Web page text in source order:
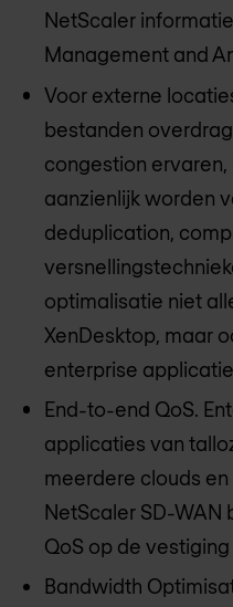
NetScaler
Management and
Voor externe
bestanden
congestion
aanzienlijk worden
deduplication,
optimalisatie niet
XenDesktop, maar
enterprise
End-to-end QoS.
applicaties van
meerdere clouds
NetScaler SD-WAN
QoS op de
Bandwidth